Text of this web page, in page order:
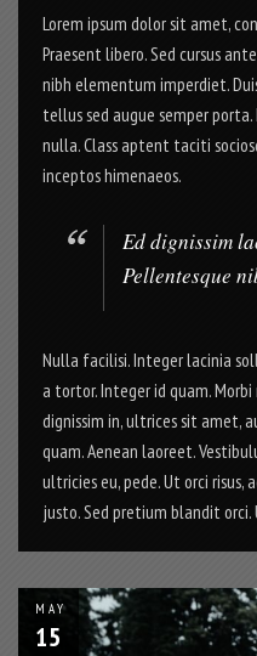
Lorem ipsum dolor sit amet,
Praesent libero. Sed cursus
nibh elementum imperdiet.
tellus sed augue semper
nulla. Class aptent taciti
inceptos himenaeos.
Ed dignissim
Pellentesque
Nulla facilisi. Integer lacinia
a tortor. Integer id quam.
dignissim in, ultrices sit amet,
quam. Aenean laoreet.
ultricies eu, pede. Ut orci risus,
justo. Sed pretium blandit
MAY
15